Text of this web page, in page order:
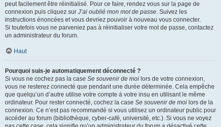
peut facilement être réinitialisé. Pour ce faire, rendez vous sur la page de
connexion puis cliquez sur J’ai oublié mon mot de passe. Suivez les
instructions énoncées et vous devriez pouvoir à nouveau vous connecter.
Si toutefois vous ne parveniez pas à réinitialiser votre mot de passe, contactez
un administrateur du forum.
Haut
Pourquoi suis-je automatiquement déconnecté ?
Si vous ne cochez pas la case Se souvenir de moi lors de votre connexion,
vous ne resterez connecté que pendant une durée déterminée. Cela empêche
que quelqu’un d’autre utilise votre compte à votre insu en utilisant le même
ordinateur. Pour rester connecté, cochez la case Se souvenir de moi lors de la
connexion. Ce n’est pas recommandé si vous utilisez un ordinateur public pour
accéder au forum (bibliothèque, cyber-café, université, etc.). Si vous ne voyez